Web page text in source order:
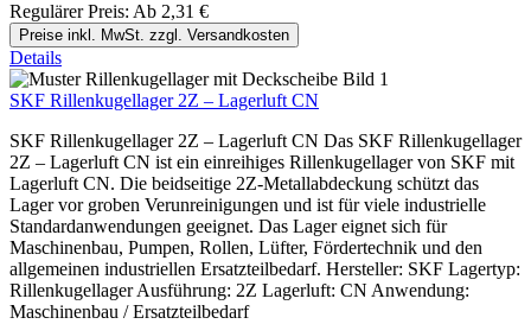
Regulärer Preis: Ab 2,31 €
Preise inkl. MwSt. zzgl. Versandkosten
Details
SKF Rillenkugellager 2Z – Lagerluft CN
SKF Rillenkugellager 2Z – Lagerluft CN Das SKF Rillenkugellager
2Z – Lagerluft CN ist ein einreihiges Rillenkugellager von SKF mit
Lagerluft CN. Die beidseitige 2Z-Metallabdeckung schützt das
Lager vor groben Verunreinigungen und ist für viele industrielle
Standardanwendungen geeignet. Das Lager eignet sich für
Maschinenbau, Pumpen, Rollen, Lüfter, Fördertechnik und den
allgemeinen industriellen Ersatzteilbedarf. Hersteller: SKF Lagertyp:
Rillenkugellager Ausführung: 2Z Lagerluft: CN Anwendung:
Maschinenbau / Ersatzteilbedarf